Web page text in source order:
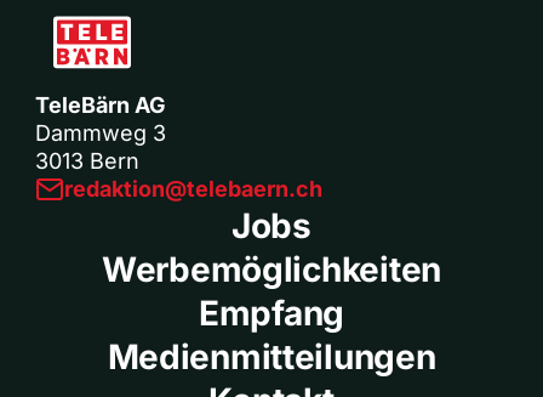
TeleBärn AG
Dammweg 3
3013 Bern
redaktion@telebaern.ch
Jobs
Werbemöglichkeiten
Empfang
Medienmitteilungen